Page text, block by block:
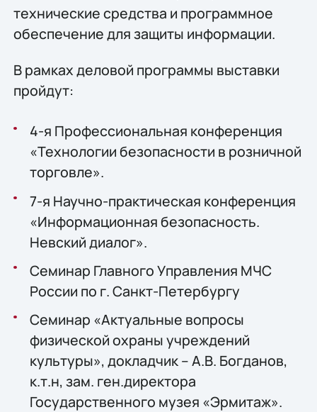
технические средства и программное
обеспечение для защиты информации.
В рамках деловой программы выставки
пройдут:
4-я Профессиональная конференция
«Технологии безопасности в розничной
торговле».
7-я Научно-практическая конференция
«Информационная безопасность.
Невский диалог».
Семинар Главного Управления МЧС
России по г. Санкт-Петербургу
Семинар «Актуальные вопросы
физической охраны учреждений
культуры», докладчик – А.В. Богданов,
к.т.н, зам. ген.директора
Государственного музея «Эрмитаж».